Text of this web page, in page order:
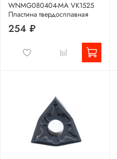
WNMG080404-MA VK1525
Пластина твердосплавная
254 ₽